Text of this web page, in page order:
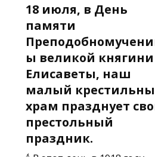
18 июля, в День
памяти
ы великой княгини
Елисаветы, наш
малый
храм празднует
престольный
праздник.